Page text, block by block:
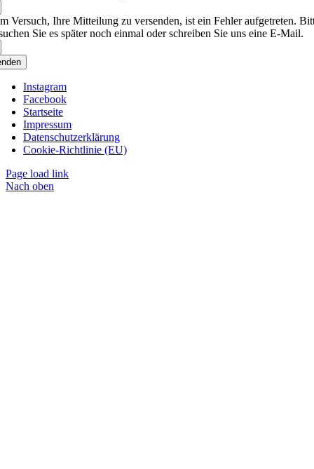
Versuch, Ihre Mitteilung zu versenden, ist ein Fehler aufgetreten.
Sie es später noch einmal oder schreiben Sie uns eine E-Mail.
Instagram
Facebook
Startseite
Impressum
Datenschutzerklärung
Cookie-Richtlinie (EU)
Page load link
Nach oben